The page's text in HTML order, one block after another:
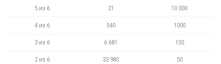
5 из 6 21 10 000
4 из 6 540 1000
3 из 6 6 681 150
2 из 6 33 980 50